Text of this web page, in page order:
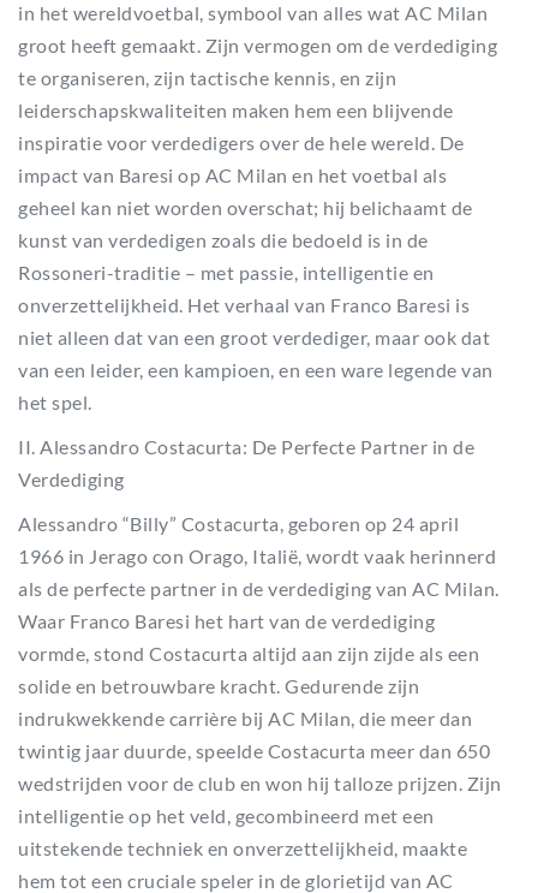
in het wereldvoetbal, symbool van alles wat AC Milan
groot heeft gemaakt. Zijn vermogen om de verdediging
te organiseren, zijn tactische kennis, en zijn
leiderschapskwaliteiten maken hem een blijvende
inspiratie voor verdedigers over de hele wereld. De
impact van Baresi op AC Milan en het voetbal als
geheel kan niet worden overschat; hij belichaamt de
kunst van verdedigen zoals die bedoeld is in de
Rossoneri-traditie – met passie, intelligentie en
onverzettelijkheid. Het verhaal van Franco Baresi is
niet alleen dat van een groot verdediger, maar ook dat
van een leider, een kampioen, en een ware legende van
het spel.
II. Alessandro Costacurta: De Perfecte Partner in de
Verdediging
Alessandro “Billy” Costacurta, geboren op 24 april
1966 in Jerago con Orago, Italië, wordt vaak herinnerd
als de perfecte partner in de verdediging van AC Milan.
Waar Franco Baresi het hart van de verdediging
vormde, stond Costacurta altijd aan zijn zijde als een
solide en betrouwbare kracht. Gedurende zijn
indrukwekkende carrière bij AC Milan, die meer dan
twintig jaar duurde, speelde Costacurta meer dan 650
wedstrijden voor de club en won hij talloze prijzen. Zijn
intelligentie op het veld, gecombineerd met een
uitstekende techniek en onverzettelijkheid, maakte
hem tot een cruciale speler in de glorietijd van AC